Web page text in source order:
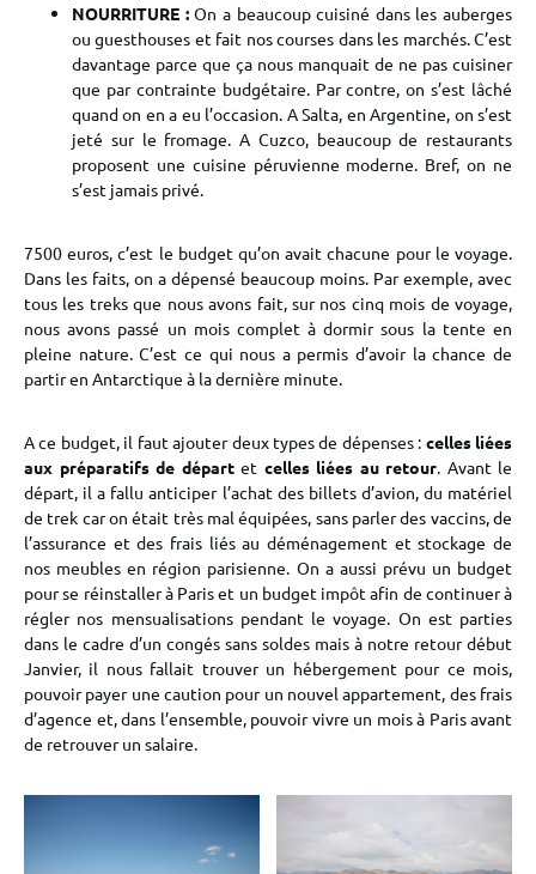
NOURRITURE :On a beaucoup cuisiné dans les auberges
ou guesthouses et fait nos courses dans les marchés. C’est
davantage parce que ça nous manquait de ne pas cuisiner
que par contrainte budgétaire. Par contre, on s’est lâché
quand on en a eu l’occasion. A Salta, en Argentine, on s’est
jeté sur le fromage. A Cuzco, beaucoup de restaurants
proposent une cuisine péruvienne moderne. Bref, on ne
s’est jamais privé.
7500 euros, c’est le budget qu’on avait chacune pour le voyage.
Dans les faits, on a dépensé beaucoup moins. Par exemple, avec
tous les treks que nous avons fait, sur nos cinq mois de voyage,
nous avons passé un mois complet à dormir sous la tente en
pleine nature. C’est ce qui nous a permis d’avoir la chance de
partir en Antarctique à la dernière minute.
A ce budget, il faut ajouter deux types de dépenses : celles liées
aux préparatifs de départet celles liées au retour. Avant le
départ, il a fallu anticiper l’achat des billets d’avion, du matériel
de trek car on était très mal équipées, sans parler des vaccins, de
l’assurance et des frais liés au déménagement et stockage de
nos meubles en région parisienne. On a aussi prévu un budget
pour se réinstaller à Paris et un budget impôt afin de continuer à
régler nos mensualisations pendant le voyage. On est parties
dans le cadre d’un congés sans soldes mais à notre retour début
Janvier, il nous fallait trouver un hébergement pour ce mois,
pouvoir payer une caution pour un nouvel appartement, des frais
d’agence et, dans l’ensemble, pouvoir vivre un mois à Paris avant
de retrouver un salaire.